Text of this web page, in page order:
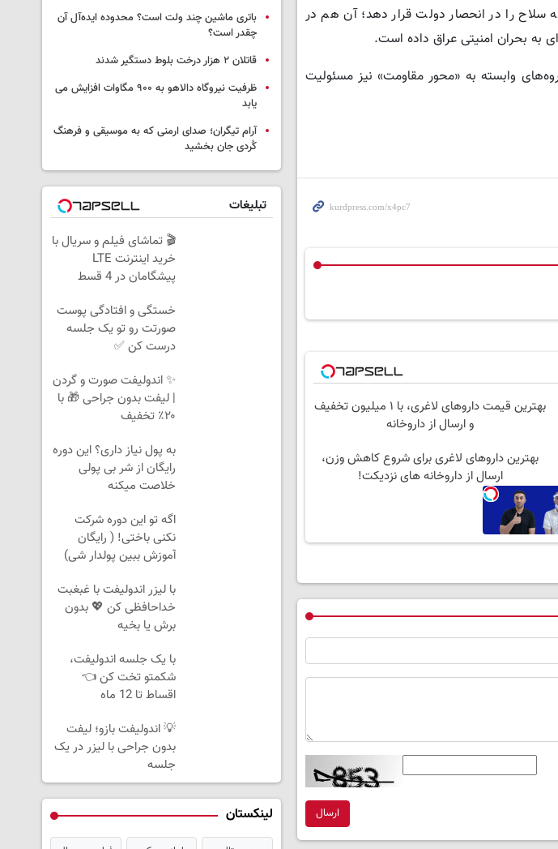
سلاح را در انحصار دولت قرار دهد؛ آن هم در
به بحران امنیتی عراق داده است.
وابسته به «محور مقاومت» نیز مسئولیت
بهترین قیمت داروهای لاغری، با ۱ میلیون تخفیف
و ارسال از داروخانه‌
بهترین داروهای لاغری برای شروع کاهش وزن،
ارسال از داروخانه های نزدیکت!
ارسال
باتری ماشین چند ولت است؟ محدوده ایده‌آل آن
چقدر است؟
قاتلان ۲ هزار درخت بلوط دستگیر شدند
ظرفیت نیروگاه دالاهو به ۹۰۰ مگاوات افزایش می
یابد
آرام تیگران؛ صدای ارمنی که به موسیقی و فرهنگ
کُردی جان بخشید
تبلیغات
🎬 تماشای فیلم و سریال با
خرید اینترنت LTE
پیشگامان در 4 قسط
خستگی و افتادگی پوست
صورتت رو تو یک جلسه
درست کن ✅
✨ اندولیفت صورت و گردن
| لیفت بدون جراحی 🎁 با
۲۰٪ تخفیف
به پول نیاز داری؟ این دوره
رایگان از شر بی پولی
خلاصت میکنه
اگه تو این دوره شرکت
نکنی باختی! ( رایگان
آموزش ببین پولدار شی)
با لیزر اندولیفت با غبغبت
خداحافظی کن 💖 بدون
برش یا بخیه
با یک جلسه اندولیفت،
شکمتو تخت کن 👈
اقساط تا 12 ماه
💡 اندولیفت بازو؛ لیفت
بدون جراحی با لیزر در یک
جلسه
لینکستان